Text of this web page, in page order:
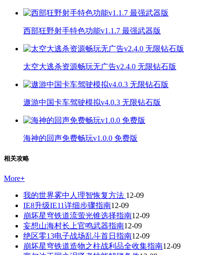
西部狂野射手特色功能v1.1.7 最强武器版
太空大逃杀资源畅玩无广告v2.4.0 无限钻石版
遨游中国卡车驾驶模拟v4.0.3 无限钻石版
海神的回声免费畅玩v1.0.0 免费版
相关攻略
More+
我的世界雾中人理智恢复方法 12-09
IE8升级IE11详细步骤指南12-09
崩坏星穹铁道流萤光锥选择指南12-09
妄想山海村长上官鸣武器指南12-09
绝区零13电子战场乱斗首日指南12-09
崩坏星穹铁道造物之柱战利品全收集指南12-09